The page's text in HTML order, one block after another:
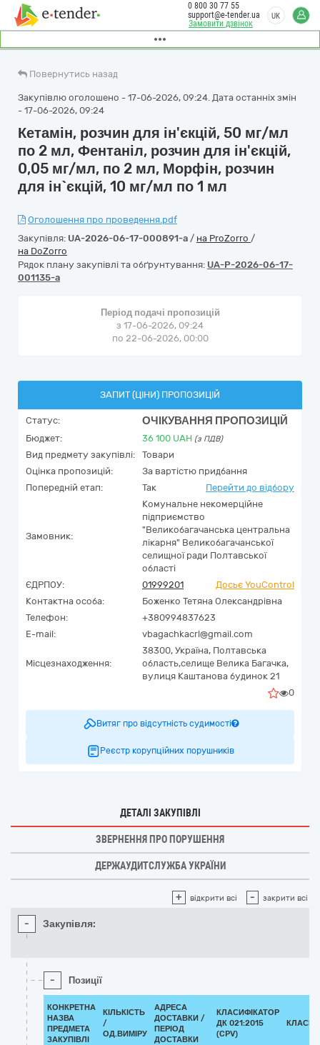
Замовити дзвінок
0 800 30 77 55
support@e-tender.ua
UK
Повернутись назад
Закупівлю оголошено - 17-06-2026, 09:24. Дата останніх змін
- 17-06-2026, 09:24
Кетамін, розчин для ін'єкцій, 50 мг/мл
по 2 мл, Фентаніл, розчин для ін'єкцій,
0,05 мг/мл, по 2 мл, Морфін, розчин
для ін`єкцій, 10 мг/мл по 1 мл
Оголошення про проведення.pdf
Закупівля: UA-2026-06-17-000891-a / на ProZorro /
на DoZorro
Рядок плану закупівлі та обґрунтування: UA-P-2026-06-17-
001135-a
Період подачі пропозицій
з 17-06-2026, 09:24
по 22-06-2026, 00:00
ЗАПИТ (ЦІНИ) ПРОПОЗИЦІЙ
Статус: ОЧІКУВАННЯ ПРОПОЗИЦІЙ
Бюджет: 36 100 UAH (з ПДВ)
Вид предмету закупівлі:
Товари
Оцінка пропозицій:
За вартістю придбання
Попередній етап:
Так Перейти до відбору
Замовник:
Комунальне некомерційне
підприємство
"Великобагачанська центральна
лікарня" Великобагачанської
селищної ради Полтавської
області
ЄДРПОУ:
01999201
Досьє YouControl
Контактна особа:
Боженко Тетяна Олександрівна
Телефон:
+380994837623
E-mail:
vbagachkacrl@gmail.com
Місцезнаходження:
38300, Україна, Полтавська
область,селище Велика Багачка,
вулиця Каштанова будинок 21
0
Витяг про відсутність судимості
Реєстр корупційних порушників
ДЕТАЛІ ЗАКУПІВЛІ
ЗВЕРНЕННЯ ПРО ПОРУШЕННЯ
ДЕРЖАУДИТСЛУЖБА УКРАЇНИ
+ відкрити всі - закрити всі
- Закупівля:
- Позиції
КОНКРЕТНА
НАЗВА
ПРЕДМЕТА
ЗАКУПІВЛІ
КІЛЬКІСТЬ
/
ОД.ВИМІРУ
АДРЕСА
ДОСТАВКИ /
ПЕРІОД
ДОСТАВКИ
КЛАСИФІКАТОР
ДК 021:2015
(CPV)